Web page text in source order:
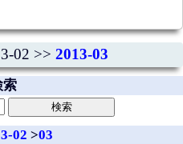
02 >> 2013-03
索
02 >03